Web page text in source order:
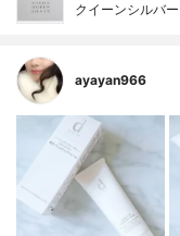
クイーンシルバー
ayayan966